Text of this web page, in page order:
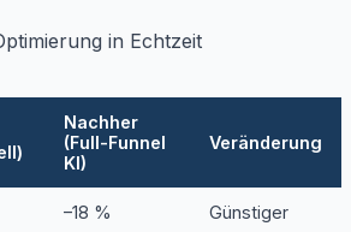
in Echtzeit
Nachher
(Full-Funnel
KI)
Veränderung
–18 % Günstiger